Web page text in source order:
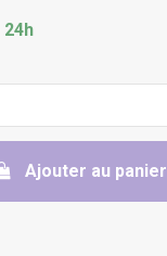
24h
Ajouter au panier